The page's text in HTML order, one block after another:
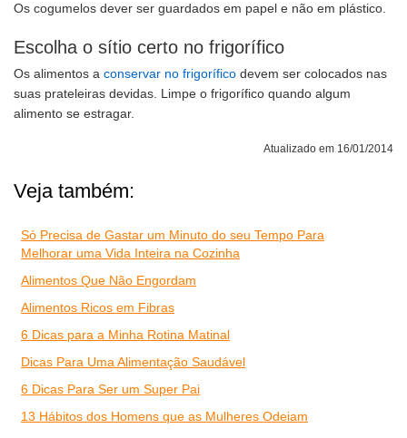
Os cogumelos dever ser guardados em papel e não em plástico.
Escolha o sítio certo no frigorífico
Os alimentos a conservar no frigorífico devem ser colocados nas
suas prateleiras devidas. Limpe o frigorífico quando algum
alimento se estragar.
Atualizado em 16/01/2014
Veja também:
Só Precisa de Gastar um Minuto do seu Tempo Para
Melhorar uma Vida Inteira na Cozinha
Alimentos Que Não Engordam
Alimentos Ricos em Fibras
6 Dicas para a Minha Rotina Matinal
Dicas Para Uma Alimentação Saudável
6 Dicas Para Ser um Super Pai
13 Hábitos dos Homens que as Mulheres Odeiam